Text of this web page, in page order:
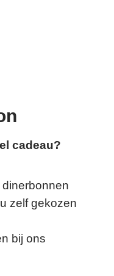
cadeau?
zelf gekozen
bij ons